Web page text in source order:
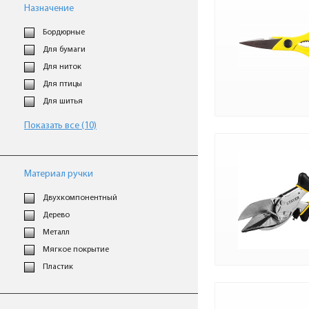
Назначение
Бордюрные
Для бумаги
Для ниток
Для птицы
Для шитья
Показать все (10)
Материал ручки
Двухкомпонентный
Дерево
Металл
Мягкое покрытие
Пластик